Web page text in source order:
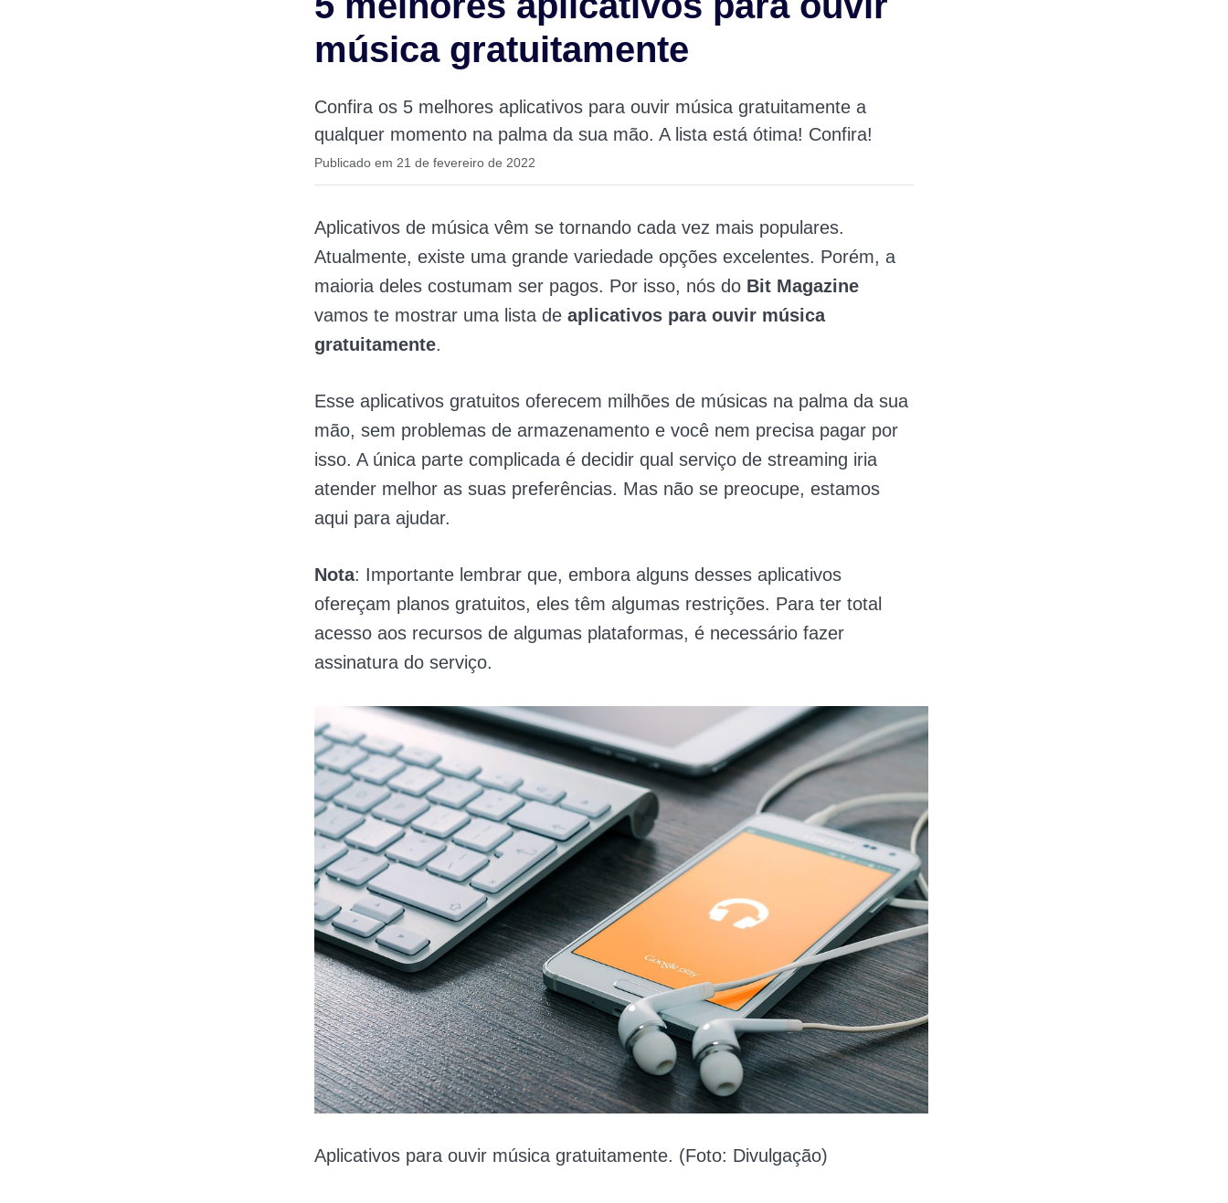
música gratuitamente
Confira os 5 melhores aplicativos para ouvir música gratuitamente a
qualquer momento na palma da sua mão. A lista está ótima! Confira!
Publicado em 21 de fevereiro de 2022
Aplicativos de música vêm se tornando cada vez mais populares.
Atualmente, existe uma grande variedade opções excelentes. Porém, a
maioria deles costumam ser pagos. Por isso, nós do Bit Magazine
vamos te mostrar uma lista de aplicativos para ouvir música
gratuitamente.
Esse aplicativos gratuitos oferecem milhões de músicas na palma da sua
mão, sem problemas de armazenamento e você nem precisa pagar por
isso. A única parte complicada é decidir qual serviço de streaming iria
atender melhor as suas preferências. Mas não se preocupe, estamos
aqui para ajudar.
Nota: Importante lembrar que, embora alguns desses aplicativos
ofereçam planos gratuitos, eles têm algumas restrições. Para ter total
acesso aos recursos de algumas plataformas, é necessário fazer
assinatura do serviço.
Aplicativos para ouvir música gratuitamente. (Foto: Divulgação)